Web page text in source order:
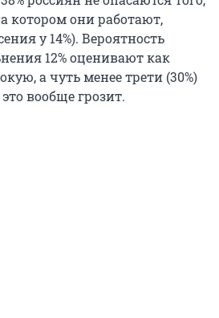
котором они работают,
у 14%). Вероятность
12% оценивают как
а чуть менее трети (30%)
вообще грозит.